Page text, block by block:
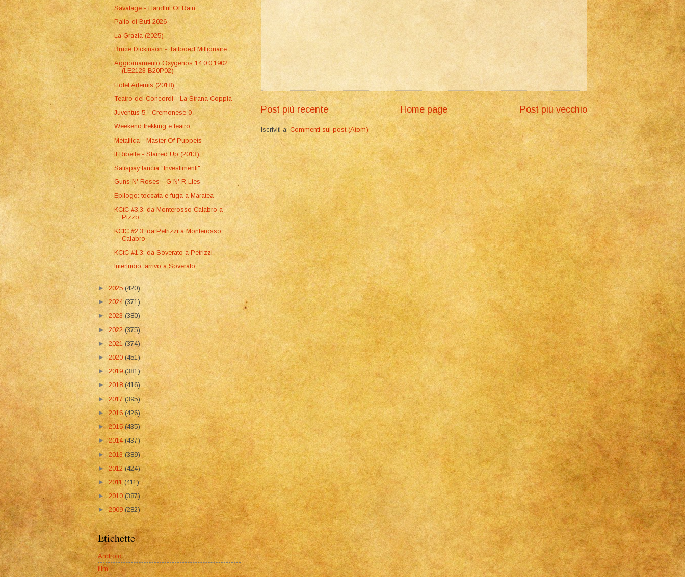
Post più recente Post più vecchio
Home page
Iscriviti a:Commenti sul post (Atom)
Savatage - Handful Of Rain
Palio di Buti 2026
La Grazia (2025)
Bruce Dickinson - Tattooed Millionaire
Aggiornamento Oxygenos 14.0.0.1902
(LE2123 B20P02)
Hotel Artemis (2018)
Teatro dei Concordi - La Strana Coppia
Juventus 5 - Cremonese 0
Weekend trekking e teatro
Metallica - Master Of Puppets
Il Ribelle - Starred Up (2013)
Satispay lancia "Investimenti"
Guns N' Roses - G N' R Lies
Epilogo: toccata e fuga a Maratea
KCtC #3.3: da Monterosso Calabro a
Pizzo
KCtC #2.3: da Petrizzi a Monterosso
Calabro
KCtC #1.3: da Soverato a Petrizzi
Interludio: arrivo a Soverato
► 2025 (420)
► 2024(371)
► 2023(380)
►2022 (375)
►2021 (374)
►2020(451)
►2019(381)
►2018 (416)
►2017(395)
►2016(426)
►2015(435)
►2014(437)
►2013(389)
►2012 (424)
►2011 (411)
► 2010 (387)
►2009(282)
Etichette
Android
film